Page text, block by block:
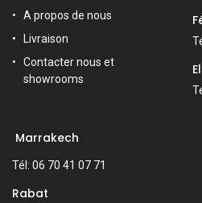
A propos de nous
Livraison
Contacter nous et
showrooms
Marrakech
Tél: 06 70 41 07 71
Rabat